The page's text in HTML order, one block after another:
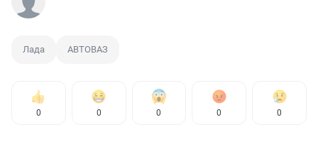
Лада АВТОВАЗ
0 0 0 0 0